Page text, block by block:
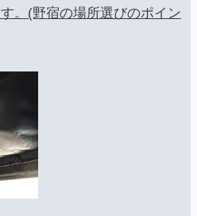
。(野宿の場所選びのポイン